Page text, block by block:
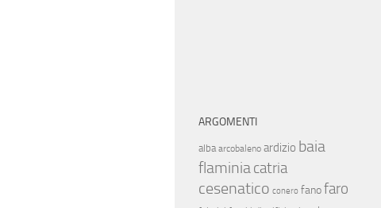
ARGOMENTI
alba arcobaleno ardizio baia
flaminia catria
cesenatico conero fanofaro